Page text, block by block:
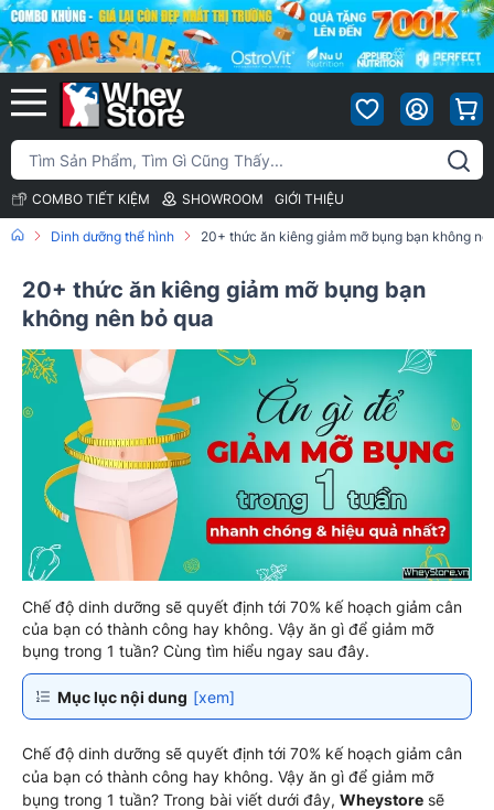
COMBO TIẾT KIỆM SHOWROOM GIỚI THIỆU
Dinh dưỡng thể hình 20+ thức ăn kiêng giảm mỡ bụng bạn không
20+ thức ăn kiêng giảm mỡ bụng bạn
không nên bỏ qua
Chế độ dinh dưỡng sẽ quyết định tới 70% kế hoạch giảm cân
của bạn có thành công hay không. Vậy ăn gì để giảm mỡ
bụng trong 1 tuần? Cùng tìm hiểu ngay sau đây.
Mục lục nội dung [xem]
Chế độ dinh dưỡng sẽ quyết định tới 70% kế hoạch giảm cân
của bạn có thành công hay không. Vậy ăn gì để giảm mỡ
bụng trong 1 tuần? Trong bài viết dưới đây, Wheystore sẽ